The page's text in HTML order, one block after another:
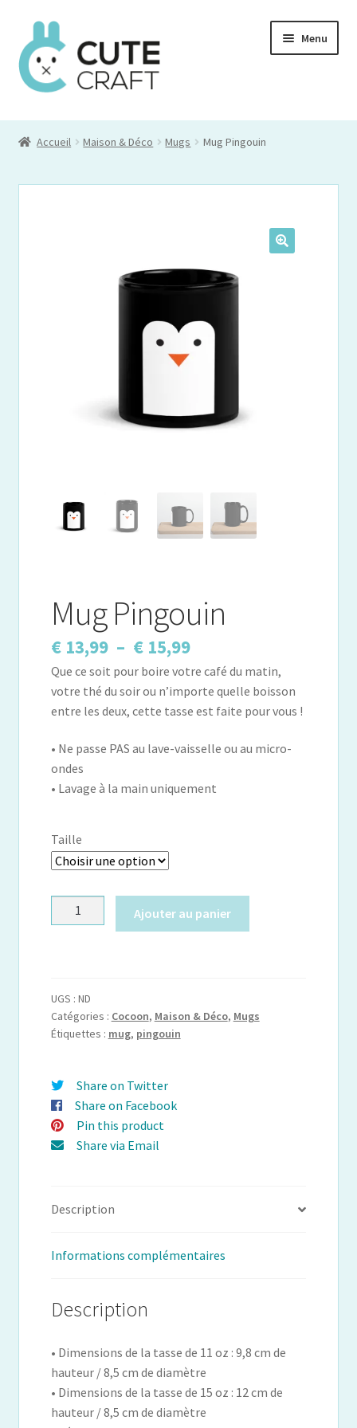
Aller
à
la
navigation
Aller
au
contenu
Menu
Commande
Panier
Accueil Maison & Déco Mugs Mug Pingouin
Mug Pingouin
€13,99 – €15,99Plage
de
prix :
à
€ 15,99
Que ce soit pour boire votre café du matin,
votre thé du soir ou n’importe quelle boisson
entre les deux, cette tasse est faite pour vous !
• Ne passe PAS au lave-vaisselle ou au micro-
ondes
• Lavage à la main uniquement
Taille
quantité
de
Ajouter au panier
UGS : ND
Catégories : Cocoon, Maison & Déco, Mugs
Étiquettes : mug, pingouin
Share on Twitter
Share on Facebook
Pin this product
Share via Email
Description
Informations complémentaires
Description
• Dimensions de la tasse de 11 oz : 9,8 cm de
hauteur / 8,5 cm de diamètre
• Dimensions de la tasse de 15 oz : 12 cm de
hauteur / 8,5 cm de diamètre